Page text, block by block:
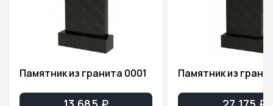
Памятник из гранита 0001